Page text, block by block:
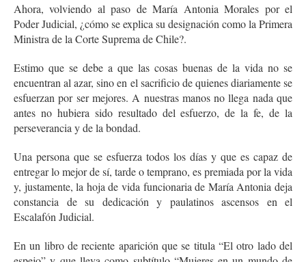
Ahora, volviendo al paso de María Antonia Morales por el
Poder Judicial, ¿cómo se explica su designación como la Primera
Ministra de la Corte Suprema de Chile?.
Estimo que se debe a que las cosas buenas de la vida no se
encuentran al azar, sino en el sacrificio de quienes diariamente se
esfuerzan por ser mejores. A nuestras manos no llega nada que
antes no hubiera sido resultado del esfuerzo, de la fe, de la
perseverancia y de la bondad.
Una persona que se esfuerza todos los días y que es capaz de
entregar lo mejor de sí, tarde o temprano, es premiada por la vida
y, justamente, la hoja de vida funcionaria de María Antonia deja
constancia de su dedicación y paulatinos ascensos en el
Escalafón Judicial.
En un libro de reciente aparición que se titula “El otro lado del